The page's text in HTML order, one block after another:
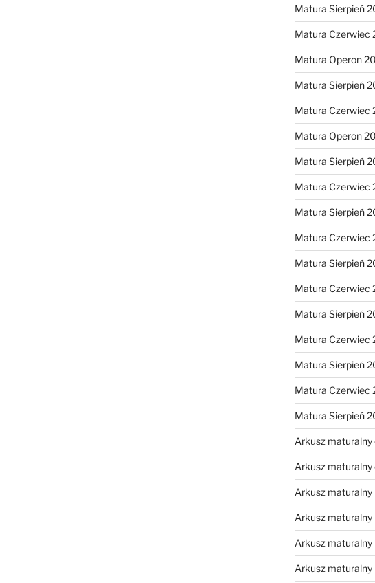
Matura Sierpień
Matura Czerwiec
Matura Operon
Matura Sierpień
Matura Czerwiec
Matura Operon
Matura Sierpień
Matura Czerwiec
Matura Sierpień
Matura Czerwiec
Matura Sierpień
Matura Czerwiec
Matura Sierpień
Matura Czerwiec
Matura Sierpień
Matura Czerwiec
Matura Sierpień
Arkusz
Arkusz
Arkusz
Arkusz maturalny
Arkusz maturalny
Arkusz maturalny